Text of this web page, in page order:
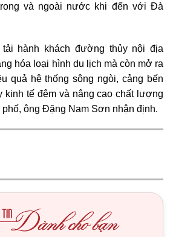
và ngoài nước khi đến với Đà
hành khách đường thủy nội địa
hóa loại hình du lịch mà còn mở ra
quả hệ thống sông ngòi, cảng bến
kinh tế đêm và nâng cao chất lượng
ông Đặng Nam Sơn nhận định.